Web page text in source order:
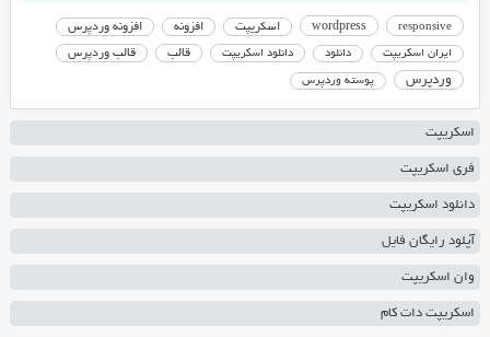
responsive
wordpress اسکریپت افزونه افزونه وردپرس
ایران اسکریپت دانلود دانلود اسکریپت قالب قالب وردپرس
وردپرس پوسته وردپرس
اسکریپت
فری اسکریپت
دانلود اسکریپت
آپلود رایگان فایل
وان اسکریپت
اسکریپت دات کام